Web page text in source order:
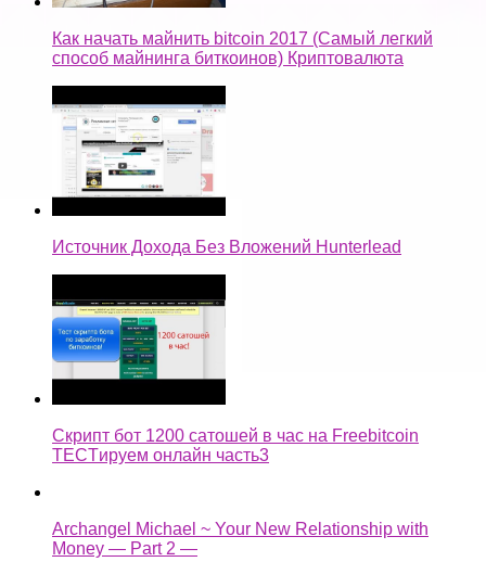
Как начать майнить bitcoin 2017 (Самый легкий
способ майнинга биткоинов) Криптовалюта
Источник Дохода Без Вложений Hunterlead
Скрипт бот 1200 сатошей в час на Freebitcoin
TECTируем онлайн часть3
Archangel Michael ~ Your New Relationship with
Money — Part 2 —